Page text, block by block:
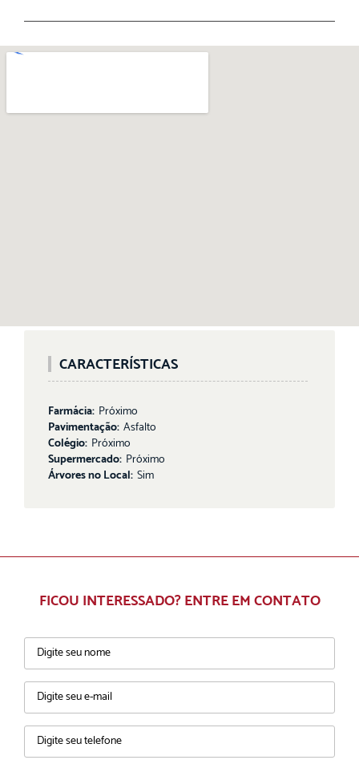
CARACTERÍSTICAS
Farmácia: Próximo
Pavimentação: Asfalto
Colégio: Próximo
Supermercado: Próximo
Árvores no Local: Sim
FICOU INTERESSADO? ENTRE EM CONTATO